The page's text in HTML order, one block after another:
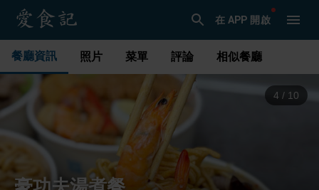
在 APP 開啟
餐廳資訊 照片 菜單 評論 相似餐廳
5 / 10